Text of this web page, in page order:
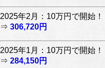
2025年2月：10万円で開始！
⇒ 306,720円
2025年1月：10万円で開始！
⇒ 284,150円